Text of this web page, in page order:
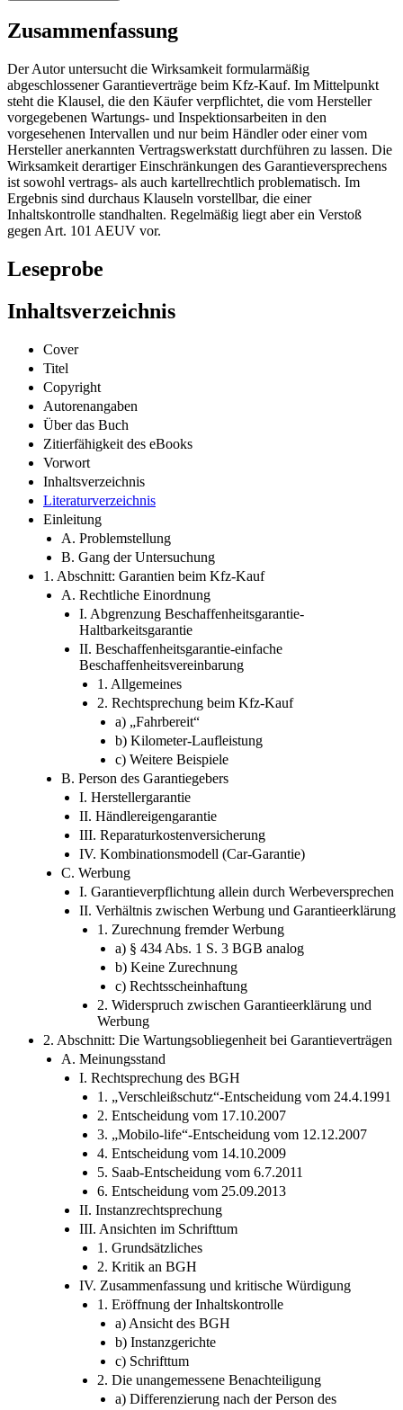
Zusammenfassung
Der Autor untersucht die Wirksamkeit formularmäßig
abgeschlossener Garantieverträge beim Kfz-Kauf. Im Mittelpunkt
steht die Klausel, die den Käufer verpflichtet, die vom Hersteller
vorgegebenen Wartungs- und Inspektionsarbeiten in den
vorgesehenen Intervallen und nur beim Händler oder einer vom
Hersteller anerkannten Vertragswerkstatt durchführen zu lassen. Die
Wirksamkeit derartiger Einschränkungen des Garantieversprechens
ist sowohl vertrags- als auch kartellrechtlich problematisch. Im
Ergebnis sind durchaus Klauseln vorstellbar, die einer
Inhaltskontrolle standhalten. Regelmäßig liegt aber ein Verstoß
gegen Art. 101 AEUV vor.
Leseprobe
Inhaltsverzeichnis
Cover
Titel
Copyright
Autorenangaben
Über das Buch
Zitierfähigkeit des eBooks
Vorwort
Inhaltsverzeichnis
Literaturverzeichnis
Einleitung
A. Problemstellung
B. Gang der Untersuchung
1. Abschnitt: Garantien beim Kfz-Kauf
A. Rechtliche Einordnung
I. Abgrenzung Beschaffenheitsgarantie-
Haltbarkeitsgarantie
II. Beschaffenheitsgarantie-einfache
Beschaffenheitsvereinbarung
1. Allgemeines
2. Rechtsprechung beim Kfz-Kauf
a) „Fahrbereit“
b) Kilometer-Laufleistung
c) Weitere Beispiele
B. Person des Garantiegebers
I. Herstellergarantie
II. Händlereigengarantie
III. Reparaturkostenversicherung
IV. Kombinationsmodell (Car-Garantie)
C. Werbung
I. Garantieverpflichtung allein durch Werbeversprechen
II. Verhältnis zwischen Werbung und Garantieerklärung
1. Zurechnung fremder Werbung
a) § 434 Abs. 1 S. 3 BGB analog
b) Keine Zurechnung
c) Rechtsscheinhaftung
2. Widerspruch zwischen Garantieerklärung und
Werbung
2. Abschnitt: Die Wartungsobliegenheit bei Garantieverträgen
A. Meinungsstand
I. Rechtsprechung des BGH
1. „Verschleißschutz“-Entscheidung vom 24.4.1991
2. Entscheidung vom 17.10.2007
3. „Mobilo-life“-Entscheidung vom 12.12.2007
4. Entscheidung vom 14.10.2009
5. Saab-Entscheidung vom 6.7.2011
6. Entscheidung vom 25.09.2013
II. Instanzrechtsprechung
III. Ansichten im Schrifttum
1. Grundsätzliches
2. Kritik an BGH
IV. Zusammenfassung und kritische Würdigung
1. Eröffnung der Inhaltskontrolle
a) Ansicht des BGH
b) Instanzgerichte
c) Schrifttum
2. Die unangemessene Benachteiligung
a) Differenzierung nach der Person des